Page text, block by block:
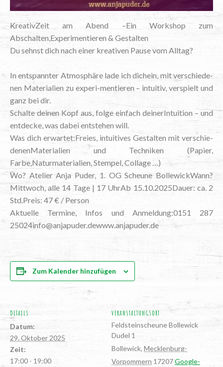
Krea­tiv­Zeit am Abend –Ein Work­shop zum
Abschalten,Experimentieren & Gestalten
Du sehnst dich nach einer krea­ti­ven Pau­se vom Alltag?
In ent­spann­ter Atmo­sphä­re lade ich dich­ein, mit ver­schie­de­
nen Mate­ria­li­en zu expe­ri-men­tie­ren – intui­tiv, ver­spielt und
ganz bei dir.
Schal­te dei­nen Kopf aus, fol­ge ein­fach dei­ner­In­tui­ti­on – und
ent­de­cke, was dabei ent­ste­hen will.
Was dich erwartet:Freies, intui­ti­ves Gestal­ten mit ver­schie­
de­nen­Ma­te­ria­li­en und Tech­ni­ken (Papier,
Farbe,Naturmaterialien, Stem­pel, Collage …)
Wo? Ate­lier Anja Puder, 1. OG Scheu­ne Bol­le­wick­Wann?
Mitt­woch, alle 14 Tage | 17 UhrAb 15.10.2025Dauer: ca. 2
Std.Preis: 47 € / Person
Aktu­el­le Ter­mi­ne, Infos und Anmeldung:0151 287
25024info@anjapuder.dewww.anjapuder.de
Zum Kalender hinzufügen
DETAILS
Datum:
29. Oktober 2025
Zeit:
17:00 - 19:00
VERANSTALTUNGSORT
Feld­stein­scheu­ne Bollewick
Dudel 1
Bollewick, Mecklenburg-
Vorpommern 17207Google-